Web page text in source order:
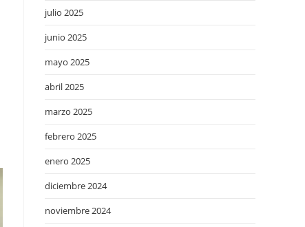
julio 2025
junio 2025
mayo 2025
abril 2025
marzo 2025
febrero 2025
enero 2025
diciembre 2024
noviembre 2024